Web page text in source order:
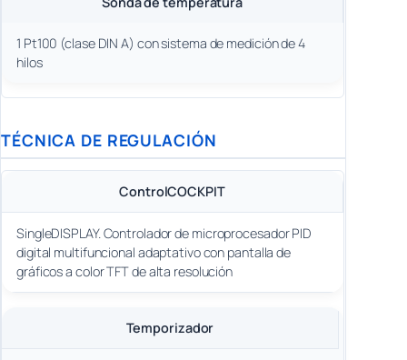
1 Pt100 (clase DIN A) con sistema de medición de 4
hilos
TÉCNICA DE REGULACIÓN
ControlCOCKPIT
SingleDISPLAY. Controlador de microprocesador PID
digital multifuncional adaptativo con pantalla de
gráficos a color TFT de alta resolución
Temporizador